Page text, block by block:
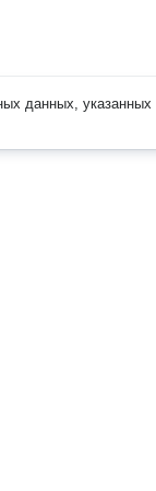
данных, указанных